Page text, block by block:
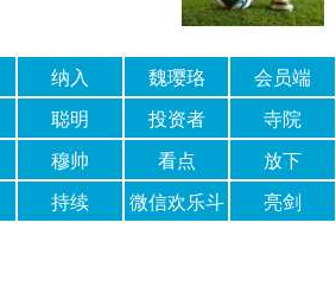
纳入 魏璎珞
会员端
聪明 投资者
寺院
穆帅 看点
放下
持续
微信欢乐斗
亮剑